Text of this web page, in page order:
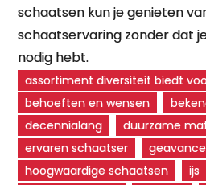
schaatsen kun je genieten
schaatservaring zonder dat
nodig hebt.
assortiment diversiteit biedt
behoeften en wensen
decennialang
duurzame
ervaren schaatser
hoogwaardige schaatsen
ijs